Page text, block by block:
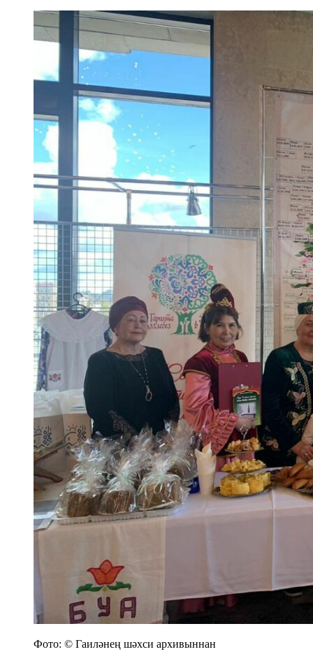
Фото: © Гаиләнең шәхси архивыннан